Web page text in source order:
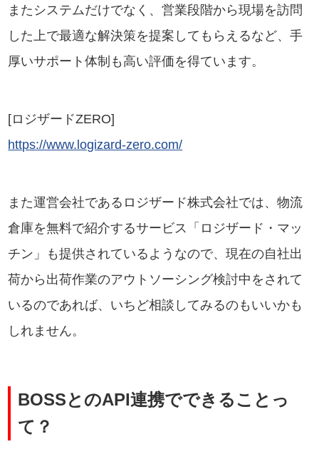
またシステムだけでなく、営業段階から現場を訪問
した上で最適な解決策を提案してもらえるなど、手
厚いサポート体制も高い評価を得ています。
[ロジザードZERO]
https://www.logizard-zero.com/
また運営会社であるロジザード株式会社では、物流
倉庫を無料で紹介するサービス「ロジザード・マッ
チン」も提供されているようなので、現在の自社出
荷から出荷作業のアウトソーシング検討中をされて
いるのであれば、いちど相談してみるのもいいかも
しれません。
BOSSとのAPI連携でできることっ
て？